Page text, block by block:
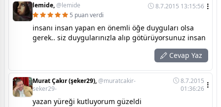
lemide,@lemide
8.7.2015 13:15:56
5 puan verdi
insanı insan yapan en önemli öğe duyguları olsa
gerek.. siz duygularınızla alıp götürüyorsunuz insan
Cevap Yaz
Murat Çakır (şeker29),@muratcakir-
seker29-
8.7.2015
01:36:26
yazan yüreği kutluyorum güzeldi